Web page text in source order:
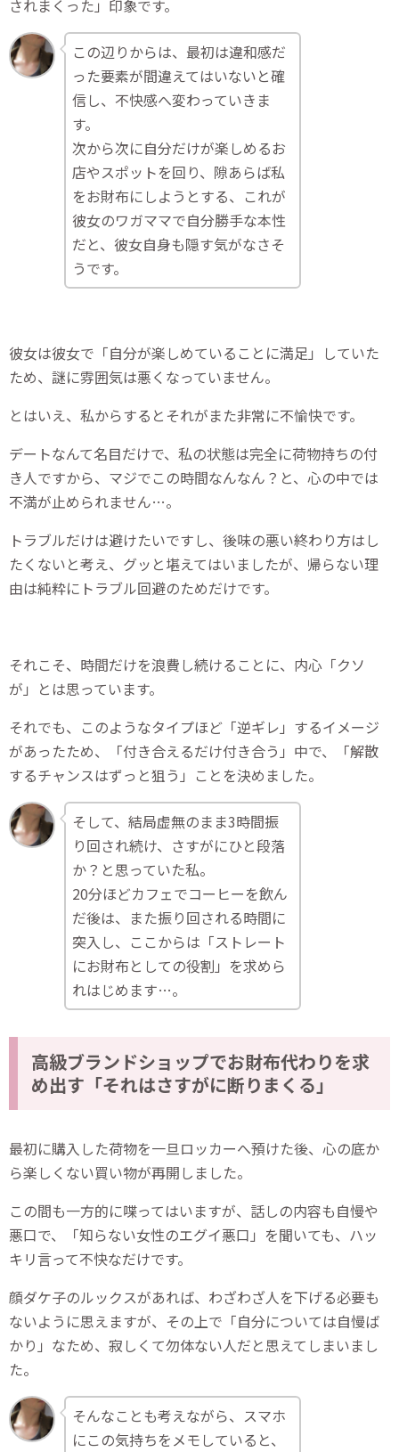
されまくった」印象です。
この辺りからは、最初は違和感だ
った要素が間違えてはいないと確
信し、不快感へ変わっていきま
す。
次から次に自分だけが楽しめるお
店やスポットを回り、隙あらば私
をお財布にしようとする、これが
彼女のワガママで自分勝手な本性
だと、彼女自身も隠す気がなさそ
うです。
彼女は彼女で「自分が楽しめていることに満足」していた
ため、謎に雰囲気は悪くなっていません。
とはいえ、私からするとそれがまた非常に不愉快です。
デートなんて名目だけで、私の状態は完全に荷物持ちの付
き人ですから、マジでこの時間なんなん？と、心の中では
不満が止められません…。
トラブルだけは避けたいですし、後味の悪い終わり方はし
たくないと考え、グッと堪えてはいましたが、帰らない理
由は純粋にトラブル回避のためだけです。
それこそ、時間だけを浪費し続けることに、内心「クソ
が」とは思っています。
それでも、このようなタイプほど「逆ギレ」するイメージ
があったため、「付き合えるだけ付き合う」中で、「解散
するチャンスはずっと狙う」ことを決めました。
そして、結局虚無のまま3時間振
り回され続け、さすがにひと段落
か？と思っていた私。
20分ほどカフェでコーヒーを飲ん
だ後は、また振り回される時間に
突入し、ここからは「ストレート
にお財布としての役割」を求めら
れはじめます…。
高級ブランドショップでお財布代わりを求
め出す「それはさすがに断りまくる」
最初に購入した荷物を一旦ロッカーへ預けた後、心の底か
ら楽しくない買い物が再開しました。
この間も一方的に喋ってはいますが、話しの内容も自慢や
悪口で、「知らない女性のエグイ悪口」を聞いても、ハッ
キリ言って不快なだけです。
顔ダケ子のルックスがあれば、わざわざ人を下げる必要も
ないように思えますが、その上で「自分については自慢ば
かり」なため、寂しくて勿体ない人だと思えてしまいまし
た。
そんなことも考えながら、スマホ
にこの気持ちをメモしていると、